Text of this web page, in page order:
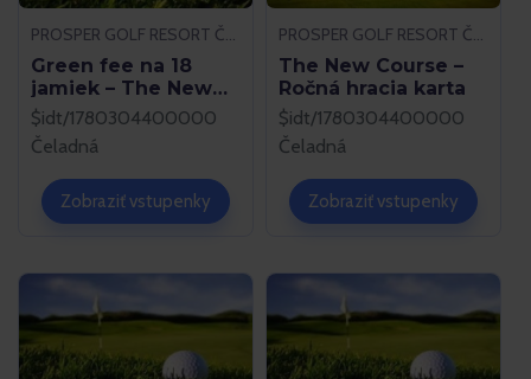
PROSPER GOLF RESORT ČELADNÁ
Green fee na 18
jamiek – The New
Course
$idt/1780304400000
Čeladná
Zobraziť vstupenky
PROSPER GOLF RESORT ČELADNÁ
The New Course –
Ročná hracia karta
$idt/1780304400000
Čeladná
Zobraziť vstupenky